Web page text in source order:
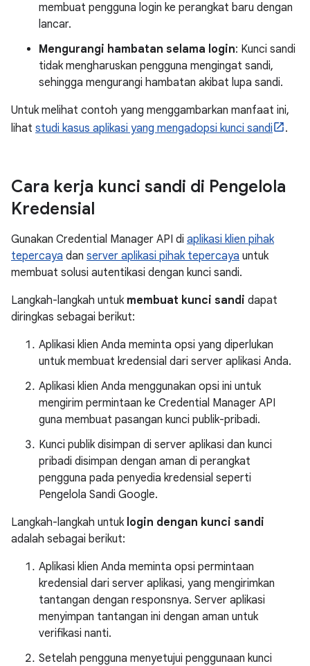
membuat pengguna login ke perangkat baru dengan
lancar.
Mengurangi hambatan selama login: Kunci sandi
tidak mengharuskan pengguna mengingat sandi,
sehingga mengurangi hambatan akibat lupa sandi.
Untuk melihat contoh yang menggambarkan manfaat ini,
lihat studi kasus aplikasi yang mengadopsi kunci sandi .
Cara kerja kunci sandi di Pengelola
Kredensial
Gunakan Credential Manager API di aplikasi klien pihak
tepercaya dan server aplikasi pihak tepercaya untuk
membuat solusi autentikasi dengan kunci sandi.
Langkah-langkah untuk membuat kunci sandi dapat
diringkas sebagai berikut:
Aplikasi klien Anda meminta opsi yang diperlukan
untuk membuat kredensial dari server aplikasi Anda.
Aplikasi klien Anda menggunakan opsi ini untuk
mengirim permintaan ke Credential Manager API
guna membuat pasangan kunci publik-pribadi.
Kunci publik disimpan di server aplikasi dan kunci
pribadi disimpan dengan aman di perangkat
pengguna pada penyedia kredensial seperti
Pengelola Sandi Google.
Langkah-langkah untuk login dengan kunci sandi
adalah sebagai berikut:
Aplikasi klien Anda meminta opsi permintaan
kredensial dari server aplikasi, yang mengirimkan
tantangan dengan responsnya. Server aplikasi
menyimpan tantangan ini dengan aman untuk
verifikasi nanti.
Setelah pengguna menyetujui penggunaan kunci